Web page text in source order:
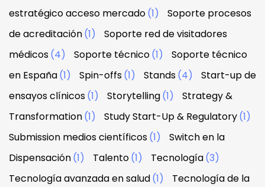
estratégico acceso mercado(1)
Soporte procesos
de acreditación(1)
Soporte red de visitadores
médicos(4) Soporte técnico(1)
Soporte técnico
en España(1) Spin-offs(1) Stands(4)
Start-up de
ensayos clínicos(1) Storytelling(1)
Strategy &
Transformation(1) Study Start-Up & Regulatory(1)
Submission medios científicos(1)
Switch en la
Dispensación(1) Talento(1) Tecnología(3)
Tecnología avanzada en salud(1)
Tecnología de la